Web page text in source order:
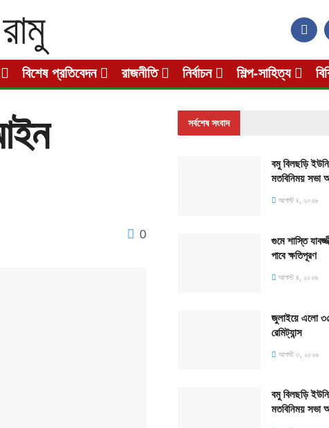
বিশেষ প্রতিবেদন রাজনীতি নির্বাচন শিল্প-সাহিত্য
0
সর্বশেষ সংবাদ
বমু বিলছড়ি
মতবিনিময় সভা
আগস্ট ৪, ২০২৬
গুমে শাস্তি
পাবে ক্ষতিপূরণ
আগস্ট ৪, ২০২৬
জুলাইয়ে এলো ৩৫
রেমিট্যান্স
আগস্ট ৩, ২০২৬
বমু বিলছড়ি
মতবিনিময় সভা